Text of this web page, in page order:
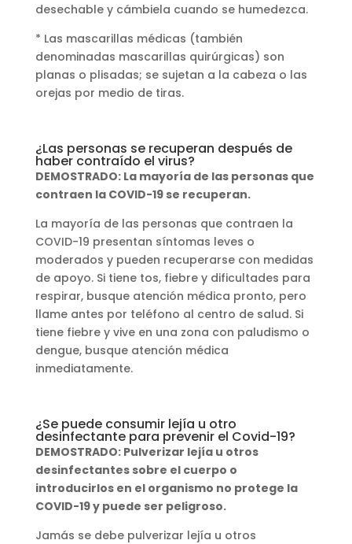
desechable y cámbiela cuando se humedezca.
* Las mascarillas médicas (también
denominadas mascarillas quirúrgicas) son
planas o plisadas; se sujetan a la cabeza o las
orejas por medio de tiras.
¿Las personas se recuperan después de
haber contraído el virus?
DEMOSTRADO: La mayoría de las personas que
contraen la COVID-19 se recuperan.
La mayoría de las personas que contraen la
COVID-19 presentan síntomas leves o
moderados y pueden recuperarse con medidas
de apoyo. Si tiene tos, fiebre y dificultades para
respirar, busque atención médica pronto, pero
llame antes por teléfono al centro de salud. Si
tiene fiebre y vive en una zona con paludismo o
dengue, busque atención médica
inmediatamente.
¿Se puede consumir lejía u otro
desinfectante para prevenir el Covid-19?
DEMOSTRADO: Pulverizar lejía u otros
desinfectantes sobre el cuerpo o
introducirlos en el organismo no protege la
COVID-19 y puede ser peligroso.
Jamás se debe pulverizar lejía u otros